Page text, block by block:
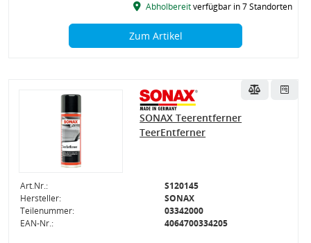
Abholbereitverfügbar in 7 Standorten
Zum Artikel
SONAX Teerentferner
TeerEntferner
Art.Nr.:
S120145
Hersteller:
SONAX
Teilenummer:
03342000
EAN-Nr.:
4064700334205